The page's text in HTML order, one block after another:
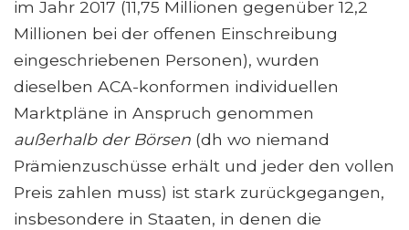
im Jahr 2017 (11,75 Millionen gegenüber 12,2
Millionen bei der offenen Einschreibung
eingeschriebenen Personen), wurden
dieselben ACA-konformen individuellen
Marktpläne in Anspruch genommen
außerhalb der Börsen (dh wo niemand
Prämienzuschüsse erhält und jeder den vollen
Preis zahlen muss) ist stark zurückgegangen,
insbesondere in Staaten, in denen die